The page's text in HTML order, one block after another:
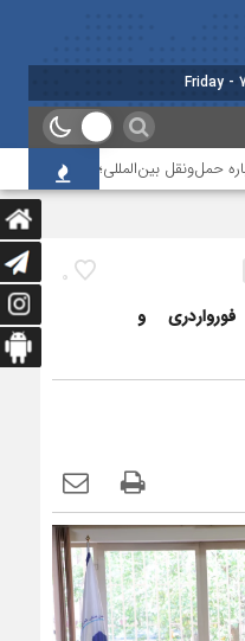
حمل‌ونقل بین‌المللی؛ شرکت‌ها زیر فشار
0
و